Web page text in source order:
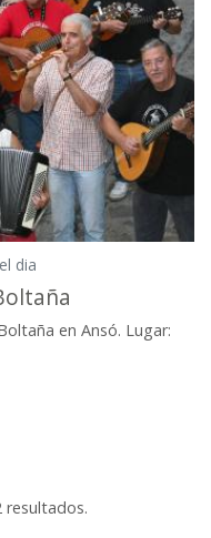
dia
en Ansó. Lugar:
resultados.